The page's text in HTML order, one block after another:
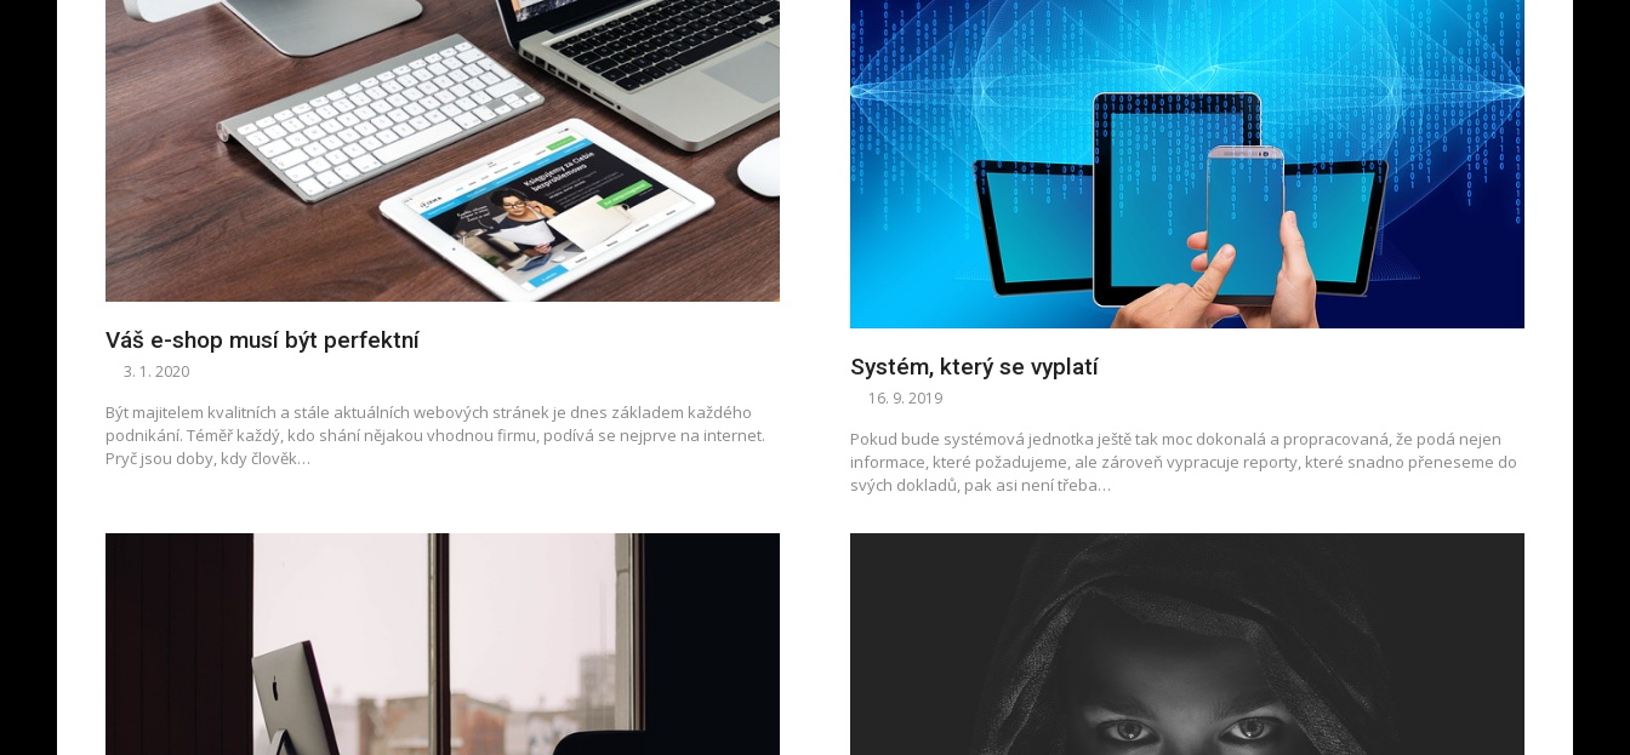
Váš e-shop musí být perfektní
3. 1. 2020
Být majitelem kvalitních a stále aktuálních webových stránek je dnes základem každého
podnikání. Téměř každý, kdo shání nějakou vhodnou firmu, podívá se nejprve na internet.
Pryč jsou doby, kdy člověk…
Systém, který se vyplatí
16. 9. 2019
Pokud bude systémová jednotka ještě tak moc dokonalá a propracovaná, že podá nejen
informace, které požadujeme, ale zároveň vypracuje reporty, které snadno přeneseme do
svých dokladů, pak asi není třeba…